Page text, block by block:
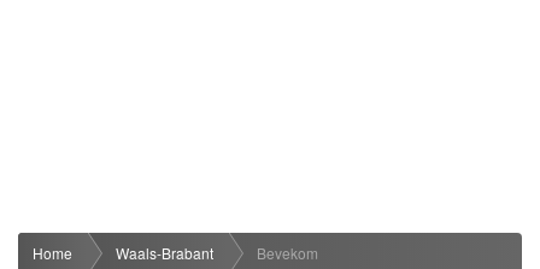
Home Waals-Brabant Bevekom